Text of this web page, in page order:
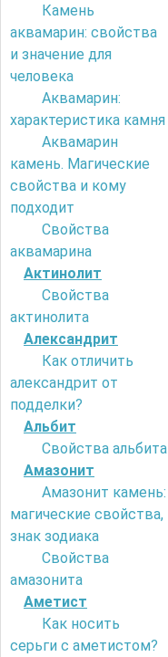
Камень
аквамарин: свойства
и значение для
человека
Аквамарин:
характеристика камня
Аквамарин
камень. Магические
свойства и кому
подходит
Свойства
аквамарина
Актинолит
Свойства
актинолита
Александрит
Как отличить
александрит от
подделки?
Альбит
Свойства альбита
Амазонит
Амазонит камень:
магические свойства,
знак зодиака
Свойства
амазонита
Аметист
Как носить
серьги с аметистом?